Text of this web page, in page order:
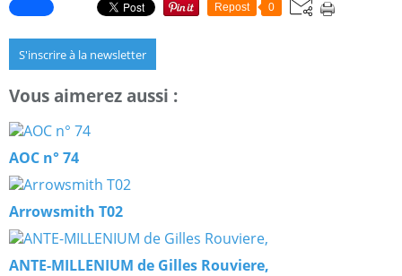
Repost 0
S'inscrire à la newsletter
Vous aimerez aussi :
AOC n° 74
Arrowsmith T02
ANTE-MILLENIUM de Gilles Rouviere,